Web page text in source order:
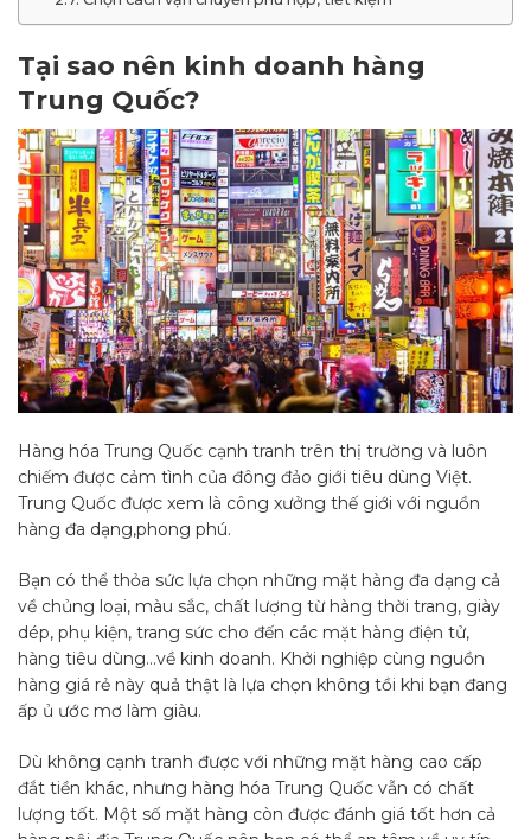
Tại sao nên kinh doanh hàng
Trung Quốc?
Hàng hóa Trung Quốc cạnh tranh trên thị trường và luôn
chiếm được cảm tình của đông đảo giới tiêu dùng Việt.
Trung Quốc được xem là công xưởng thế giới với nguồn
hàng đa dạng,phong phú.
Bạn có thể thỏa sức lựa chọn những mặt hàng đa dạng cả
về chủng loại, màu sắc, chất lượng từ hàng thời trang, giày
dép, phụ kiện, trang sức cho đến các mặt hàng điện tử,
hàng tiêu dùng…về kinh doanh. Khởi nghiệp cùng nguồn
hàng giá rẻ này quả thật là lựa chọn không tồi khi bạn đang
ấp ủ ước mơ làm giàu.
Dù không cạnh tranh được với những mặt hàng cao cấp
đắt tiền khác, nhưng hàng hóa Trung Quốc vẫn có chất
lượng tốt. Một số mặt hàng còn được đánh giá tốt hơn cả